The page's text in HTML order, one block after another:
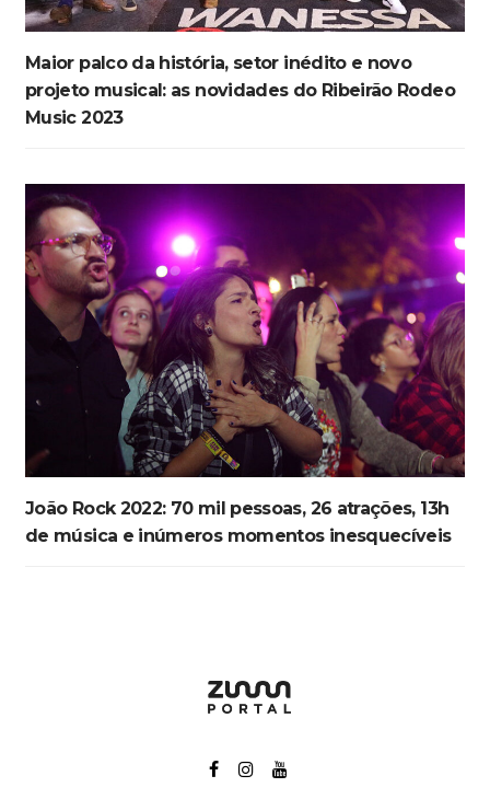
Maior palco da história, setor inédito e novo
projeto musical: as novidades do Ribeirão Rodeo
Music 2023
João Rock 2022: 70 mil pessoas, 26 atrações, 13h
de música e inúmeros momentos inesquecíveis